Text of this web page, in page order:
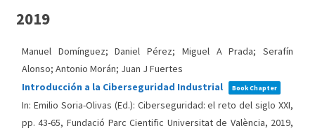
2019
Manuel Domínguez; Daniel Pérez; Miguel A Prada; Serafín
Alonso; Antonio Morán; Juan J Fuertes
Introducción a la Ciberseguridad Industrial
Book Chapter
In: Emilio Soria-Olivas (Ed.): Ciberseguridad: el reto del siglo XXI,
pp. 43-65, Fundació Parc Cientific Universitat de València, 2019,